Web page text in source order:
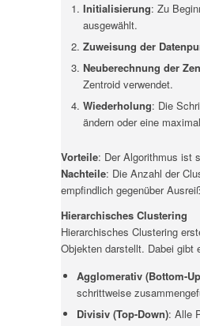
Initialisierung: Zu
ausgewählt.
Zuweisung der
Neuberechnung der
Zentroid verwendet.
Wiederholung: Die
ändern oder eine
Vorteile: Der Algorithmus ist
Nachteile: Die Anzahl der
empfindlich gegenüber
Hierarchisches Clustering
Hierarchisches Clustering
Objekten darstellt. Dabei gibt
Agglomerativ (Bottom-
schrittweise
Divisiv (Top-Down): Alle